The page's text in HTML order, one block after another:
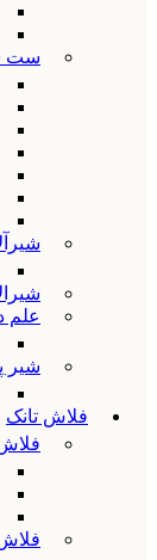
ست
علم
شیر
فلاش تانک
فلاش